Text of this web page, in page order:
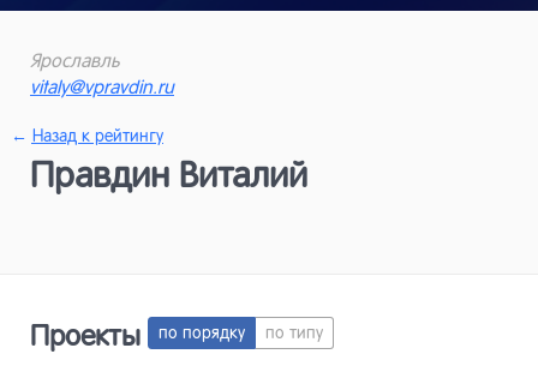
Ярославль
vitaly@vpravdin.ru
← Назад к рейтингу
Правдин Виталий
Проекты по порядку по типу